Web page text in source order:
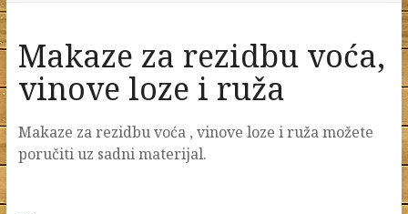
Makaze za rezidbu voća,
vinove loze i ruža
Makaze za rezidbu voća , vinove loze i ruža možete
poručiti uz sadni materijal.